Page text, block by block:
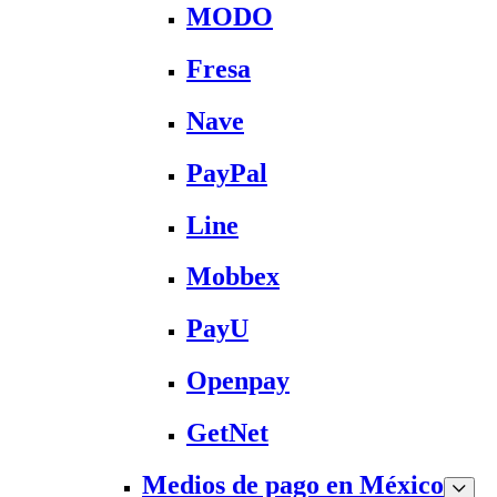
MODO
Fresa
Nave
PayPal
Line
Mobbex
PayU
Openpay
GetNet
Medios de pago en México